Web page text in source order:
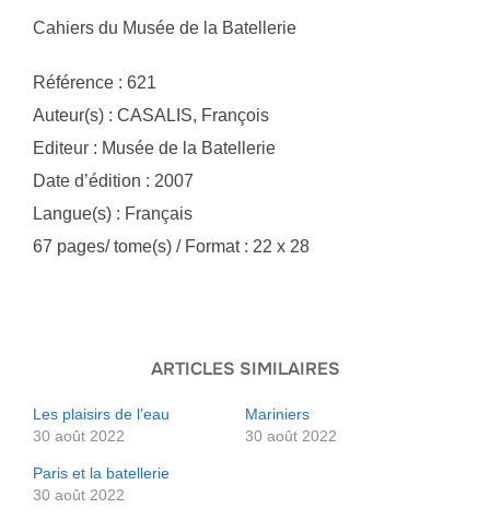
Cahiers du Musée de la Batellerie
Référence : 621
Auteur(s) : CASALIS, François
Editeur : Musée de la Batellerie
Date d’édition : 2007
Langue(s) : Français
67 pages/ tome(s) / Format : 22 x 28
ARTICLES SIMILAIRES
Les plaisirs de l’eau
30 août 2022
Mariniers
30 août 2022
Paris et la batellerie
30 août 2022